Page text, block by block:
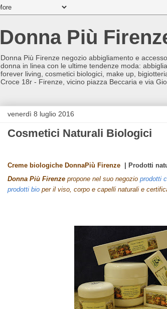
Donna Più
Donna Più Firenze negozio abbigliamento e
donna in linea con le ultime tendenze moda:
forever living, cosmetici biologici, make up,
Croce 18r - Firenze, vicino piazza Beccaria e via
venerdì 8 luglio 2016
Cosmetici Naturali Biologici
Creme biologiche DonnaPiù Firenze
| Prodotti
Donna Più Firenze propone nel suo negozio prodotti
prodotti bio per il viso, corpo e capelli naturali e